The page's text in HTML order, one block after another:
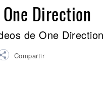
Direction
de One Direction
Compartir